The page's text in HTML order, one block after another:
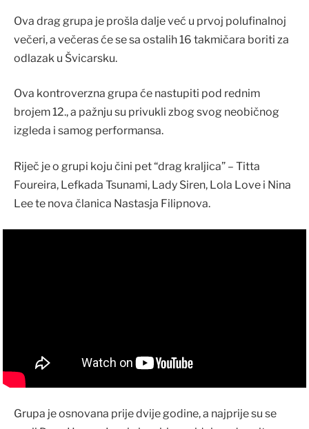
Ova drag grupa je prošla dalje već u prvoj polufinalnoj
večeri, a večeras će se sa ostalih 16 takmičara boriti za
odlazak u Švicarsku.
Ova kontroverzna grupa će nastupiti pod rednim
brojem 12., a pažnju su privukli zbog svog neobičnog
izgleda i samog performansa.
Riječ je o grupi koju čini pet “drag kraljica” – Titta
Foureira, Lefkada Tsunami, Lady Siren, Lola Love i Nina
Lee te nova članica Nastasja Filipnova.
Grupa je osnovana prije dvije godine, a najprije su se